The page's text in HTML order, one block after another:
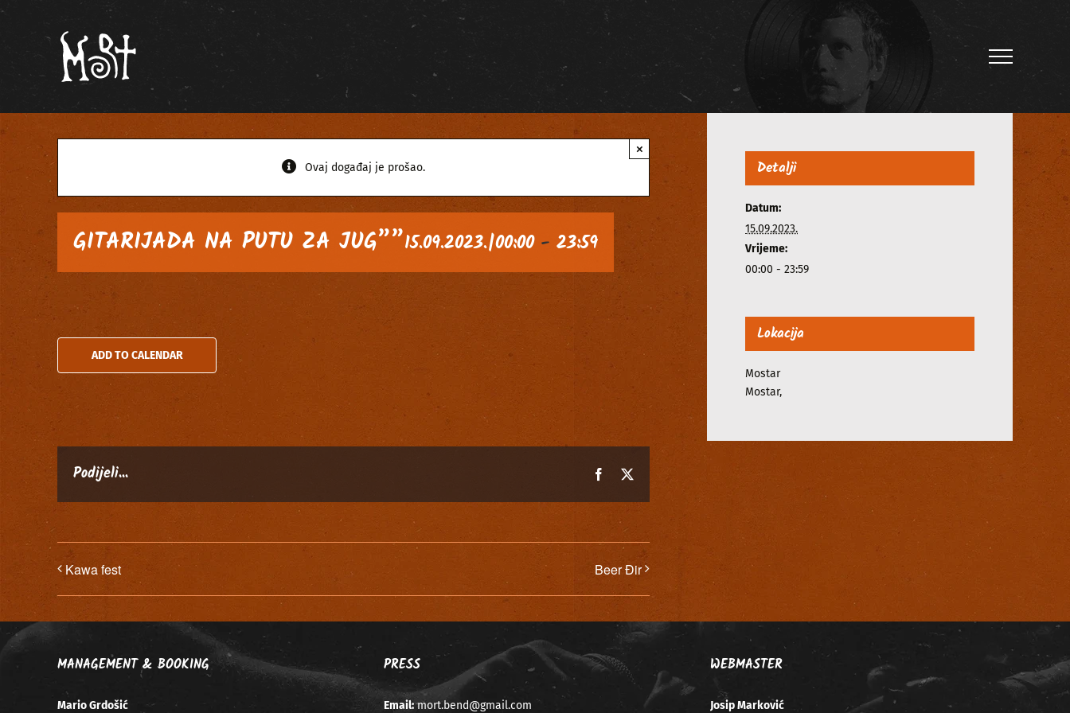
Skip
Ovaj događaj je prošao.
×
GITARIJADA NA PUTU ZA JUG””15.09.2023.|00:00- 23:59
ADD TO CALENDAR
Podijeli... Facebook
Kawa fest Beer Đir
Detalji
Datum:
15.09.2023.
Vrijeme:
00:00 - 23:59
Lokacija
Mostar
Mostar,
MANAGEMENT & BOOKING
Mario Grdošić
PRESS
Email: mort.bend@gmail.com
WEBMASTER
Josip Marković